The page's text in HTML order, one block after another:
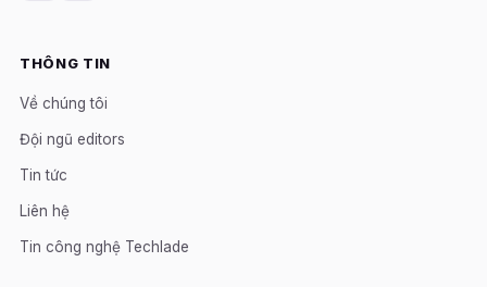
THÔNG TIN
Về chúng tôi
Đội ngũ editors
Tin tức
Liên hệ
Tin công nghệ Techlade